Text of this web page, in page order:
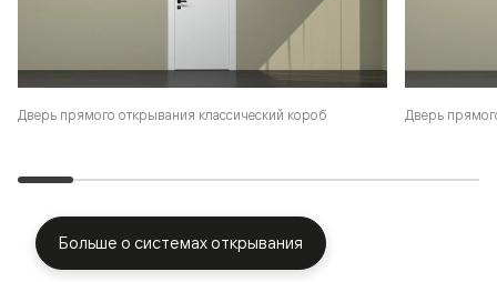
Дверь прямого открывания классический короб Дверь
Больше о системах открывания